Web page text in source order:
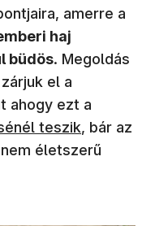
amerre a
haj
büdös. Megoldás
el a
ahogy ezt a
teszik, bár az
életszerű